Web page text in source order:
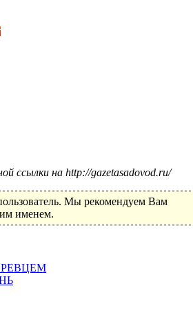
ссылки на http://gazetasadovod.ru/
Мы рекомендуем Вам
именем.